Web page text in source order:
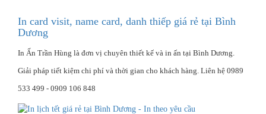
In card visit, name card, danh thiếp giá rẻ tại Bình
Dương
In Ấn Trần Hùng là đơn vị chuyên thiết kế và in ấn tại Bình Dương.
Giải pháp tiết kiệm chi phí và thời gian cho khách hàng. Liên hệ 0989
533 499 - 0909 106 848